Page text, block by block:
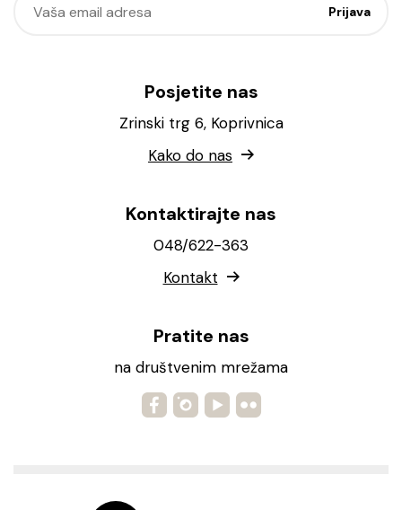
Posjetite nas
Zrinski trg 6, Koprivnica
Kako do nas
Kontaktirajte nas
048/622-363
Kontakt
Pratite nas
na društvenim mrežama